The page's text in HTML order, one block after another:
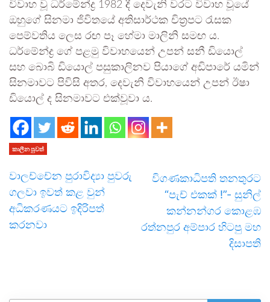
විවාහ වූ ධර්මේන්ද්‍ර 1982 දී දෙවැනි වරට විවාහ වූයේ
ඔහුගේ සිනමා ජිවි­තයේ අති­සා­ර්ථක චිත්‍ර­පට රැසක
පෙම්ව­තිය ලෙස රඟ පෑ හේමා මාලිනි සම­ඟ ය.
ධර්මේන්ද්‍ර ගේ පළමු විවා­හ­යෙන් උපන් සනී ඩියොල්
සහ බොබි ඩියොල් පසු­කා­ලි­නව පියාගේ අඩි­පාරේ යමින්
සින­මා­වට පිවිසි අතර, දෙවැනි විවා­හ­යෙන් උපන් ඊෂා
ඩියොල් ද සින­මා­වට එක්වූ­වා ය.
කාලීන පුවත්
වාලච්චේන පුරාවිද්‍යා පුවරු
ගලවා ඉවත් කළ වුන්
අධිකරණයට ඉදිරිපත්
කරනවා
විගණකාධිපති තනතුරට
“පැච් එකක් !”- සුනිල්
කන්නන්ගර කොළඹ
රත්නපුර අම්පාර හිටපු මහ
දිසාපති